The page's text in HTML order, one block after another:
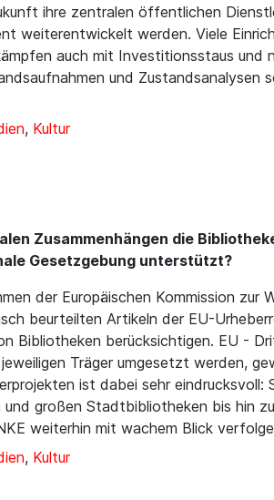
ihre zentralen öffentlichen
weiterentwickelt werden. Viele
auch mit Investitionsstaus und
und Zustandsanalysen
, Kultur
Zusammenhängen die
Gesetzgebung unterstützt?
der Europäischen Kommission zur
beurteilten Artikeln der EU-
Bibliotheken berücksichtigen. EU -
Träger umgesetzt werden,
ist dabei sehr
großen Stadtbibliotheken bis hin
weiterhin mit wachem Blick
, Kultur